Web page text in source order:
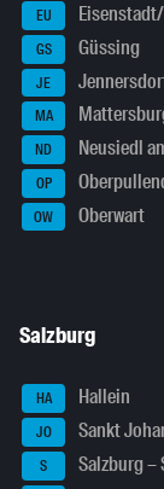
EU
GS Güssing
JE
MA
ND Neusiedl
OP
OW Oberwart
Salzburg
HA Hallein
JO Sankt
S Salzburg –